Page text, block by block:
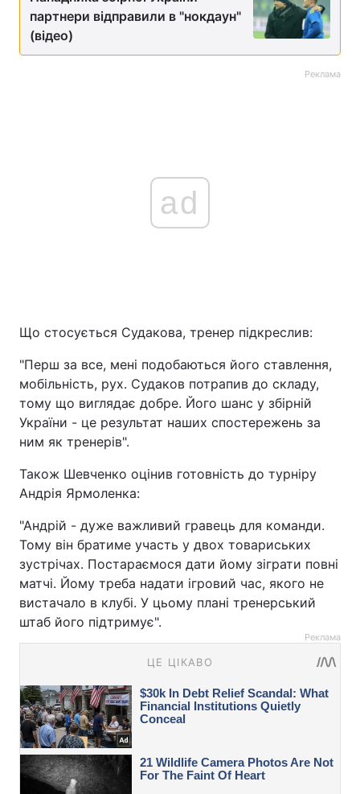
партнери відправили в "нокдаун"
(відео)
Реклама
ad
Що стосується Судакова, тренер підкреслив:
"Перш за все, мені подобаються його ставлення,
мобільність, рух. Судаков потрапив до складу,
тому що виглядає добре. Його шанс у збірній
України - це результат наших спостережень за
ним як тренерів".
Також Шевченко оцінив готовність до турніру
Андрія Ярмоленка:
"Андрій - дуже важливий гравець для команди.
Тому він братиме участь у двох товариських
зустрічах. Постараємося дати йому зіграти повні
матчі. Йому треба надати ігровий час, якого не
вистачало в клубі. У цьому плані тренерський
штаб його підтримує".
Реклама